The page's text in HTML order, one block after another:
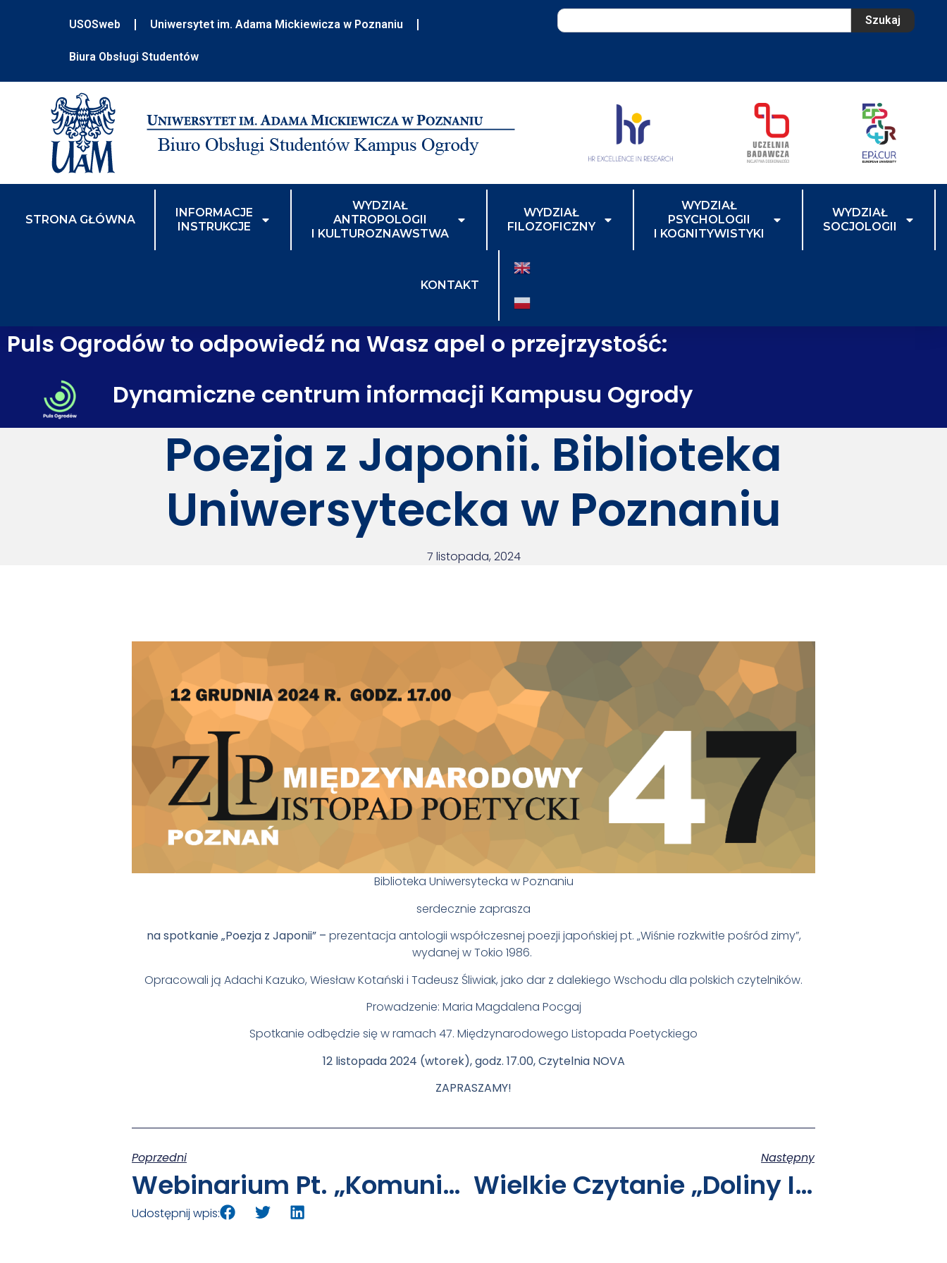
USOSweb Uniwersytet im. Adama Mickiewicza w Poznaniu
Biura Obsługi Studentów
Szukaj
STRONA GŁÓWNA
INFORMACJE
INSTRUKCJE
WYDZIAŁ
ANTROPOLOGII
I KULTUROZNAWSTWA
WYDZIAŁ
FILOZOFICZNY
WYDZIAŁ
PSYCHOLOGII
I KOGNITYWISTYKI
WYDZIAŁ
SOCJOLOGII
KONTAKT
Puls Ogrodów to odpowiedź na Wasz apel o przejrzystość:
Dynamiczne centrum informacji Kampusu Ogrody
Poezja z Japonii. Biblioteka
Uniwersytecka w Poznaniu
7 listopada, 2024
Biblioteka Uniwersytecka w Poznaniu
serdecznie zaprasza
na spotkanie „Poezja z Japonii” – prezentacja antologii współczesnej poezji japońskiej pt. „Wiśnie rozkwitłe pośród zimy”,
wydanej w Tokio 1986.
Opracowali ją Adachi Kazuko, Wiesław Kotański i Tadeusz Śliwiak, jako dar z dalekiego Wschodu dla polskich czytelników.
Prowadzenie: Maria Magdalena Pocgaj
Spotkanie odbędzie się w ramach 47. Międzynarodowego Listopada Poetyckiego
12 listopada 2024 (wtorek), godz. 17.00, Czytelnia NOVA
ZAPRASZAMY!
Poprzedni
Webinarium Pt. „Komunikacja Bez Przemocy W Społeczności Akademickiej”
Następny
Wielkie Czytanie „Doliny Issy” Czesława Miłosza
Udostępnij wpis: